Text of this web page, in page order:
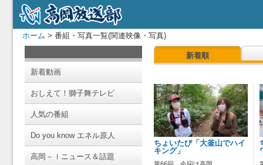
ホーム > 番組・写真一覧(関連映像・写真)
新着動画
おしえて！獅子舞テレビ
人気の番組
Do you know エネル原人
高岡－ｉニュース＆話題
新着順
ちょいたび「大釜山でハイ
キング」